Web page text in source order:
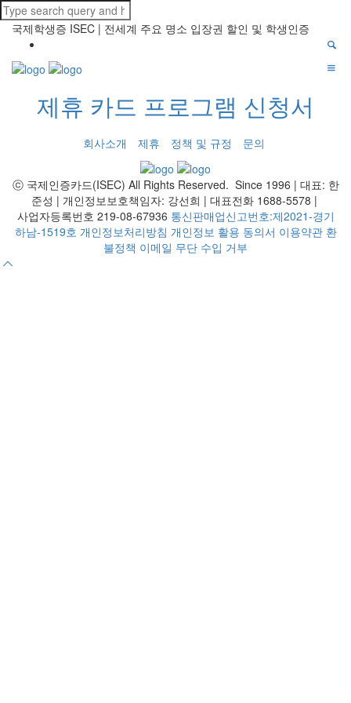
국제학생증 ISEC | 전세계 주요 명소 입장권 할인 및 학생인증
제휴 카드 프로그램 신청서
회사소개 제휴 정책 및 규정 문의
ⓒ 국제인증카드(ISEC) All Rights Reserved. Since 1996 | 대표: 한
준성 | 개인정보보호책임자: 강선희 | 대표전화 1688-5578 |
사업자등록번호 219-08-67936 통신판매업신고번호:제2021-경기
하남-1519호 개인정보처리방침 개인정보 활용 동의서 이용약관 환
불정책 이메일 무단 수입 거부